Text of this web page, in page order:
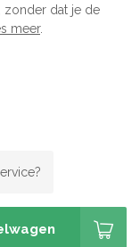
zonder dat je de
meer.